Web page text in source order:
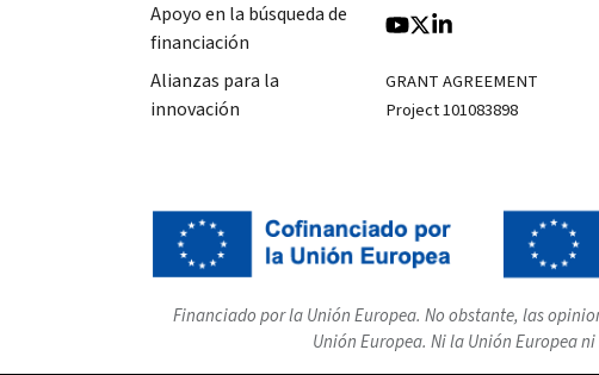
Apoyo en la búsqueda de
financiación
Alianzas para la
innovación
GRANT AGREEMENT
Project 101083898
Financiado por la Unión Europea. No obstante, las
Unión Europea. Ni la Unión Europea